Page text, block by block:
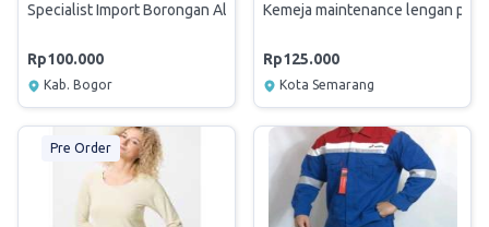
Specialist Import Borongan All-In
Rp100.000
Kab. Bogor
Kemeja maintenance lengan
Rp125.000
Kota Semarang
Pre Order